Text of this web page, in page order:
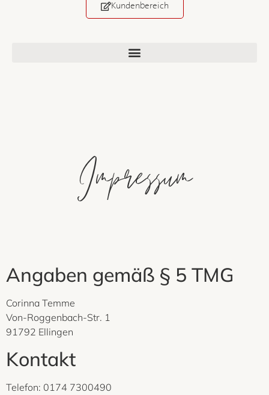
Kundenbereich
Impressum
Angaben gemäß § 5 TMG
Corinna Temme
Von-Roggenbach-Str. 1
91792 Ellingen
Kontakt
Telefon: 0174 7300490